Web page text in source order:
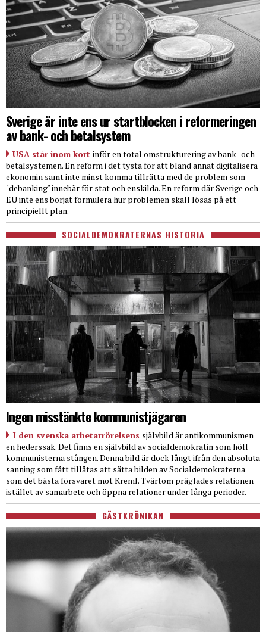
Sverige är inte ens ur startblocken i reformeringen
av bank- och betalsystem
USA står inom kort inför en total omstrukturering av bank- och
betalsystemen. En reform i det tysta för att bland annat digitalisera
ekonomin samt inte minst komma tillrätta med de problem som
"debanking" innebär för stat och enskilda. En reform där Sverige och
EU inte ens börjat formulera hur problemen skall lösas på ett
principiellt plan.
SOCIALDEMOKRATERNAS HISTORIA
Ingen misstänkte kommunistjägaren
I den svenska arbetarrörelsens självbild är antikommunismen
en hederssak. Det finns en självbild av socialdemokratin som höll
kommunisterna stången. Denna bild är dock långt ifrån den absoluta
sanning som fått tillåtas att sätta bilden av Socialdemokraterna
som det bästa försvaret mot Kreml. Tvärtom präglades relationen
istället av samarbete och öppna relationer under långa perioder.
GÄSTKRÖNIKAN